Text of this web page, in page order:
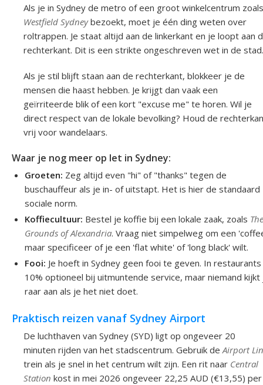
Als je in Sydney de metro of een groot winkelcentrum zoals
Westfield Sydneybezoekt, moet je één ding weten over
roltrappen. Je staat altijd aan de linkerkant en je loopt aan
rechterkant. Dit is een strikte ongeschreven wet in de stad.
Als je stil blijft staan aan de rechterkant, blokkeer je de
mensen die haast hebben. Je krijgt dan vaak een
geïrriteerde blik of een kort "excuse me" te horen. Wil je
direct respect van de lokale bevolking? Houd de
vrij voor wandelaars.
Waar je nog meer op let in Sydney:
Groeten: Zeg altijd even "hi" of "thanks" tegen de
buschauffeur als je in- of uitstapt. Het is hier de standaard
sociale norm.
Koffiecultuur: Bestel je koffie bij een lokale zaak, zoals
Grounds of Alexandria. Vraag niet simpelweg om een
maar specificeer of je een 'flat white' of 'long black' wilt.
Fooi: Je hoeft in Sydney geen fooi te geven. In
10% optioneel bij uitmuntende service, maar niemand kijkt
raar aan als je het niet doet.
Praktisch reizen vanaf Sydney Airport
De luchthaven van Sydney (SYD) ligt op ongeveer 20
minuten rijden van het stadscentrum. Gebruik deAirport
trein als je snel in het centrum wilt zijn. Een rit naar Central
Station kost in mei 2026 ongeveer 22,25 AUD (€13,55) per